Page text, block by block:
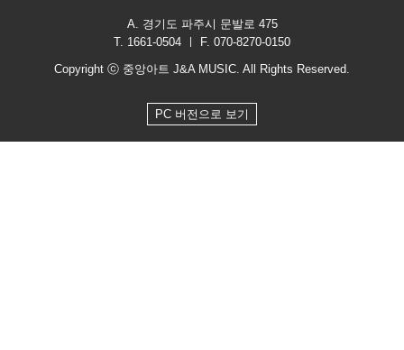
A. 경기도 파주시 문발로 475
T. 1661-0504 ㅣ F. 070-8270-0150
Copyright ⓒ 중앙아트 J&A MUSIC. All Rights Reserved.
PC 버전으로 보기